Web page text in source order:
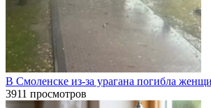
В Смоленске из-за урагана погибла
3911 просмотров